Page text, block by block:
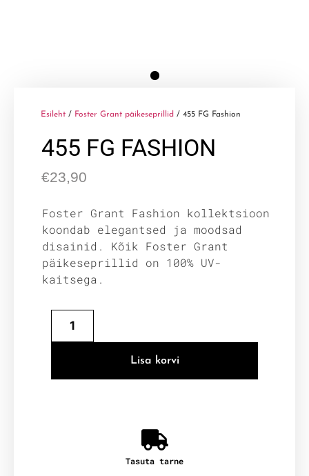
Esileht / Foster Grant päikeseprillid / 455 FG Fashion
455 FG FASHION
€23,90
Foster Grant Fashion kollektsioon
koondab elegantsed ja moodsad
disainid. Kõik Foster Grant
päikeseprillid on 100% UV-
kaitsega.
Lisa korvi
Tasuta tarne